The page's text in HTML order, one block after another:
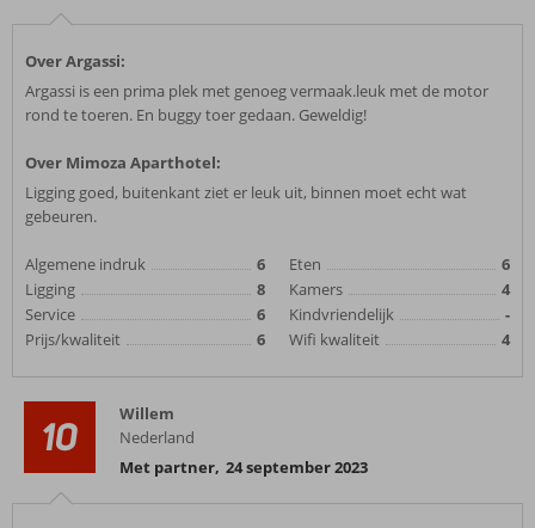
Over Argassi:
Argassi is een prima plek met genoeg vermaak.leuk met de motor
rond te toeren. En buggy toer gedaan. Geweldig!
Over Mimoza Aparthotel:
Ligging goed, buitenkant ziet er leuk uit, binnen moet echt wat
gebeuren.
Algemene indruk
6
Ligging
8
Service
6
Prijs/kwaliteit
6
Eten
6
Kamers
4
Kindvriendelijk
-
Wifi kwaliteit
4
10
Willem
Nederland
Met partner, 24 september 2023